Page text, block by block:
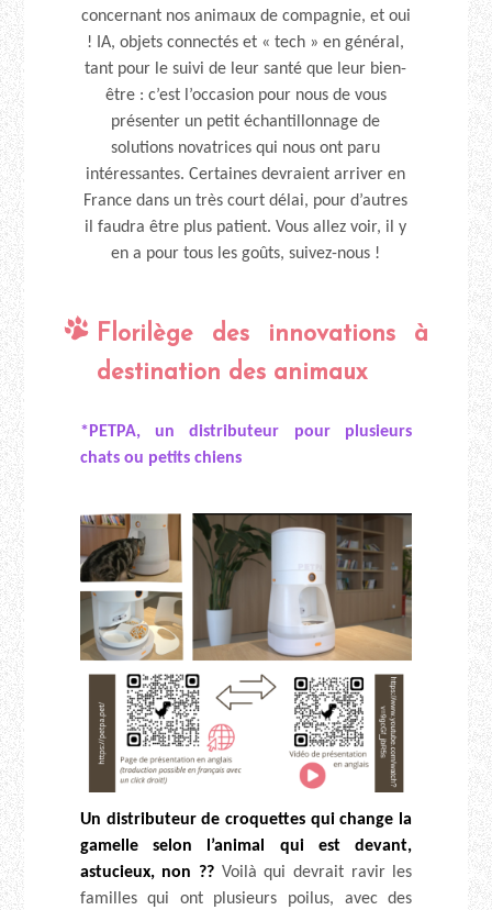
concernant nos animaux de compagnie, et oui
! IA, objets connectés et « tech » en général,
tant pour le suivi de leur santé que leur bien-
être : c’est l’occasion pour nous de vous
présenter un petit échantillonnage de
solutions novatrices qui nous ont paru
intéressantes. Certaines devraient arriver en
France dans un très court délai, pour d’autres
il faudra être plus patient. Vous allez voir, il y
en a pour tous les goûts, suivez-nous !
Florilège des innovations à
destination des animaux
*PETPA, un distributeur pour plusieurs
chats ou petits chiens
Un distributeur de croquettes qui change la
gamelle selon l’animal qui est devant,
astucieux, non ?? Voilà qui devrait ravir les
familles qui ont plusieurs poilus, avec des